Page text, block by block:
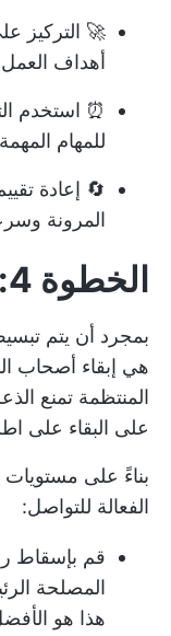
🚀 التركيز
أهداف العمل
⏰ استخدم
للمهام المهمة
🔄 إعادة
المرونة
الخطوة 4: التواصل والتعاون
بمجرد أن يتم
هي إبقاء أصحاب
المنتظمة تمنع
على البقاء على
بناءً على مستويات
الفعالة للتواصل:
قم بإسقاط
المصلحة
هذا هو